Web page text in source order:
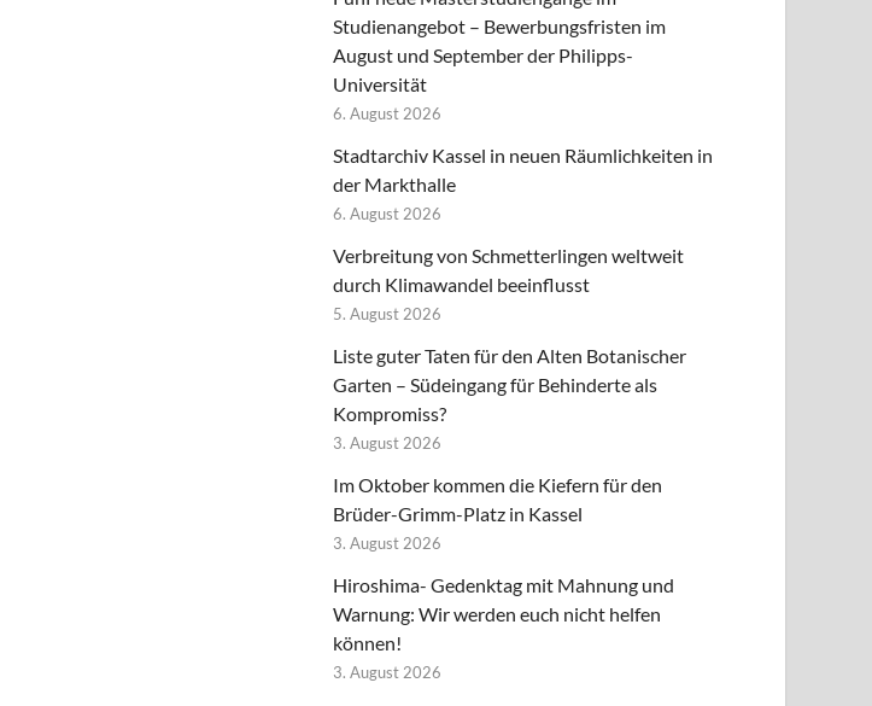
Studienangebot – Bewerbungsfristen im
August und September der Philipps-
Universität
6. August 2026
Stadtarchiv Kassel in neuen Räumlichkeiten in
der Markthalle
6. August 2026
Verbreitung von Schmetterlingen weltweit
durch Klimawandel beeinflusst
5. August 2026
Liste guter Taten für den Alten Botanischer
Garten – Südeingang für Behinderte als
Kompromiss?
3. August 2026
Im Oktober kommen die Kiefern für den
Brüder-Grimm-Platz in Kassel
3. August 2026
Hiroshima- Gedenktag mit Mahnung und
Warnung: Wir werden euch nicht helfen
können!
3. August 2026